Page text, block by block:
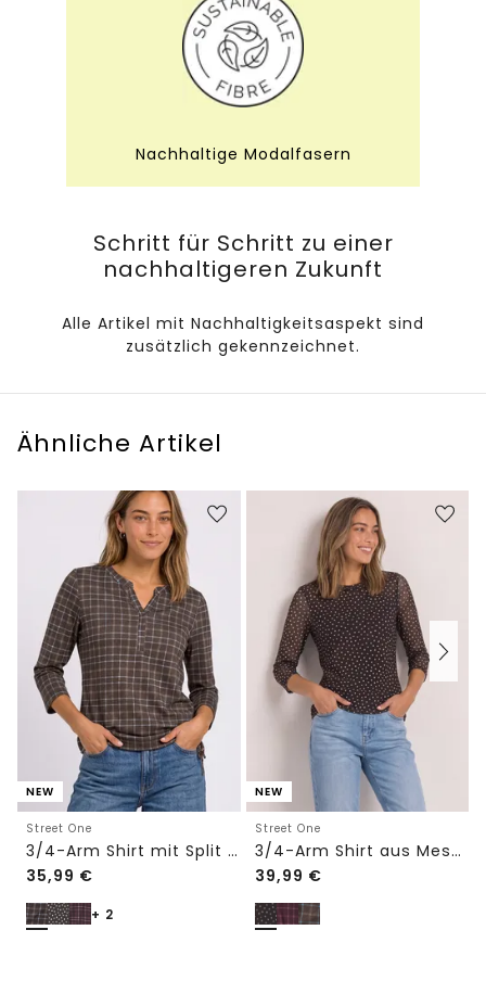
Nachhaltige Modalfasern
Schritt für Schritt zu einer
nachhaltigeren Zukunft
Alle Artikel mit Nachhaltigkeitsaspekt sind
zusätzlich gekennzeichnet.
Ähnliche Artikel
NEW
Street One
3/4-Arm Shirt mit Split Neck und Print
35,99 €
+ 2
NEW
Street One
3/4-Arm Shirt aus Mesh mit Print
39,99 €